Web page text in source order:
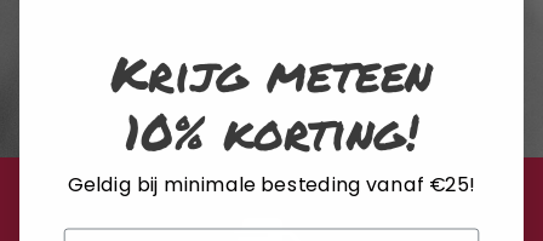
is op elk moment mogelijk via de link onderaan elke nieuwsbrief of door
contact op te nemen met onze klantenservice.
Krijg meteen
10% korting!
Geldig bij minimale besteding vanaf €25!